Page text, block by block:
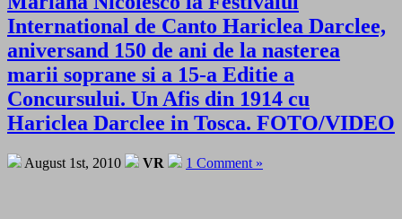
International de Canto Hariclea Darclee,
aniversand 150 de ani de la nasterea
marii soprane si a 15-a Editie a
Concursului. Un Afis din 1914 cu
Hariclea Darclee in Tosca. FOTO/VIDEO
August 1st, 2010 VR 1 Comment »